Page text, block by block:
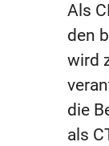
Als
den
wird
die
als